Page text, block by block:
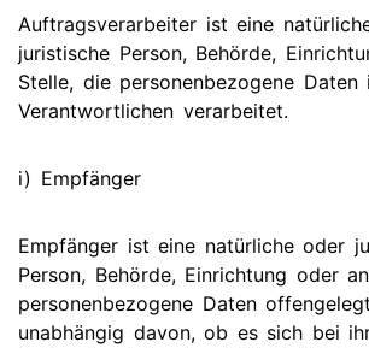
Auftragsverarbeiter ist eine
juristische Person, Behörde,
Stelle, die personenbezogene
Verantwortlichen verarbeitet.
i) Empfänger
Empfänger ist eine natürliche oder
Person, Behörde, Einrichtung oder
personenbezogene Daten
unabhängig davon, ob es sich bei